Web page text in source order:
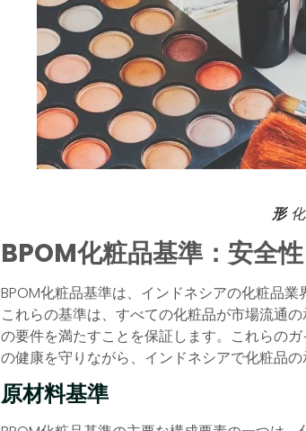
形化
BPOM化粧品基準：安全
BPOM化粧品基準は、インドネシアの化粧品
これらの基準は、すべての化粧品が市場流通
の要件を満たすことを保証します。これらの
の健康を守りながら、インドネシアで化粧品の
原材料基準